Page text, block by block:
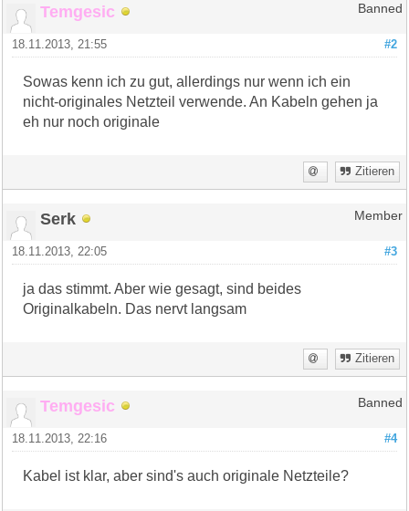
Temgesic Banned
#2
18.11.2013, 21:55
Sowas kenn ich zu gut, allerdings nur wenn ich ein
nicht-originales Netzteil verwende. An Kabeln gehen ja
eh nur noch originale
Zitieren
Serk Member
#3
18.11.2013, 22:05
ja das stimmt. Aber wie gesagt, sind beides
Originalkabeln. Das nervt langsam
Zitieren
Temgesic Banned
#4
18.11.2013, 22:16
Kabel ist klar, aber sind's auch originale Netzteile?